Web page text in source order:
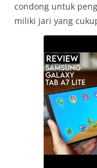
condong untuk
miliki jari yang